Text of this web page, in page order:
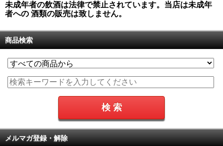
未成年者の飲酒は法律で禁止されています。当店は未成年
者への 酒類の販売は致しません。
商品検索
メルマガ登録・解除